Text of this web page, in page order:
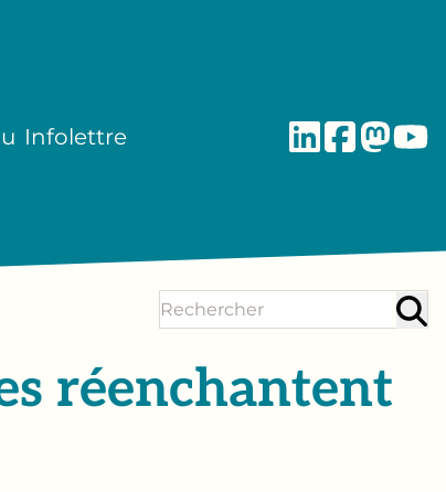
Infolettre
réenchantent